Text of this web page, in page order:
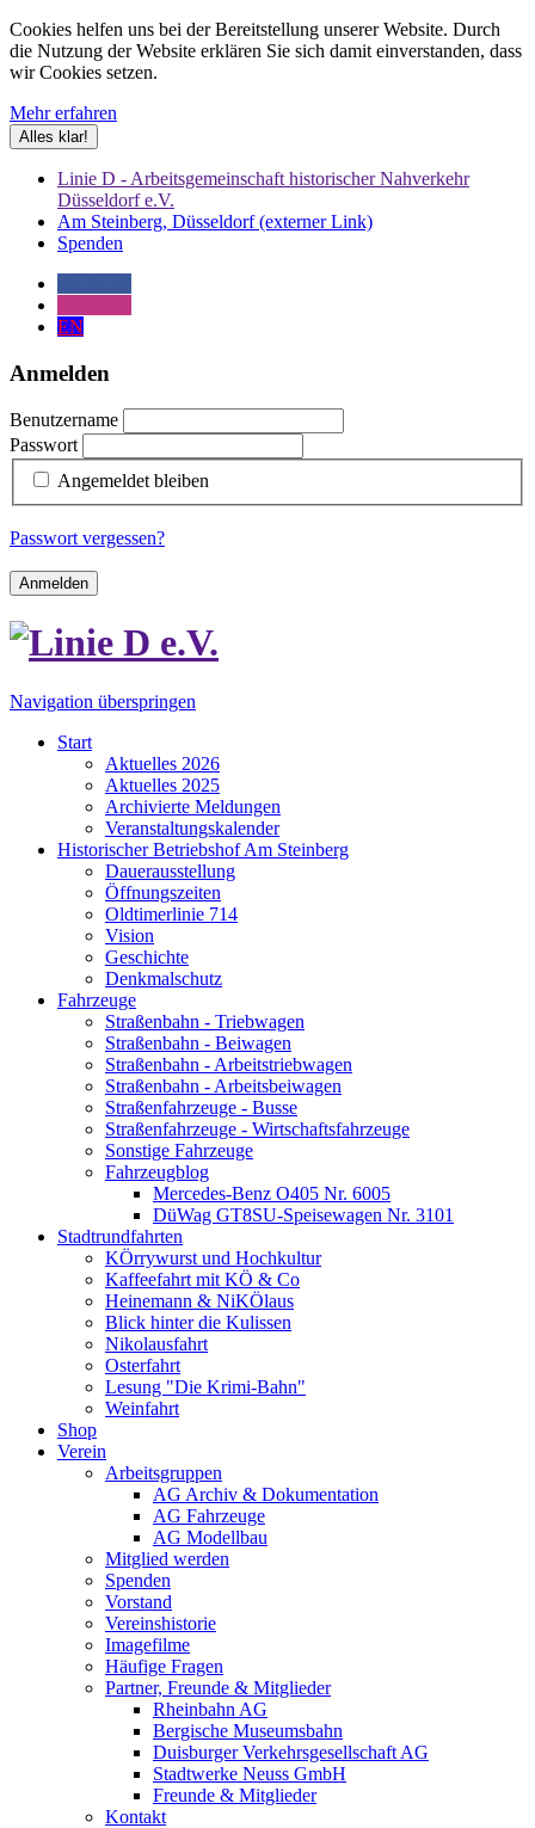
Cookies helfen uns bei der Bereitstellung unserer Website. Durch
die Nutzung der Website erklären Sie sich damit einverstanden, dass
wir Cookies setzen.
Mehr erfahren
Alles klar!
Linie D - Arbeitsgemeinschaft historischer Nahverkehr
Düsseldorf e.V.
Am Steinberg, Düsseldorf (externer Link)
Spenden
EN
Anmelden
Benutzername
Passwort
Angemeldet bleiben
Passwort vergessen?
Anmelden
Navigation überspringen
Start
Aktuelles 2026
Aktuelles 2025
Archivierte Meldungen
Veranstaltungskalender
Historischer Betriebshof Am Steinberg
Dauerausstellung
Öffnungszeiten
Oldtimerlinie 714
Vision
Geschichte
Denkmalschutz
Fahrzeuge
Straßenbahn - Triebwagen
Straßenbahn - Beiwagen
Straßenbahn - Arbeitstriebwagen
Straßenbahn - Arbeitsbeiwagen
Straßenfahrzeuge - Busse
Straßenfahrzeuge - Wirtschaftsfahrzeuge
Sonstige Fahrzeuge
Fahrzeugblog
Mercedes-Benz O405 Nr. 6005
DüWag GT8SU-Speisewagen Nr. 3101
Stadtrundfahrten
KÖrrywurst und Hochkultur
Kaffeefahrt mit KÖ & Co
Heinemann & NiKÖlaus
Blick hinter die Kulissen
Nikolausfahrt
Osterfahrt
Lesung "Die Krimi-Bahn"
Weinfahrt
Shop
Verein
Arbeitsgruppen
AG Archiv & Dokumentation
AG Fahrzeuge
AG Modellbau
Mitglied werden
Spenden
Vorstand
Vereinshistorie
Imagefilme
Häufige Fragen
Partner, Freunde & Mitglieder
Rheinbahn AG
Bergische Museumsbahn
Duisburger Verkehrsgesellschaft AG
Stadtwerke Neuss GmbH
Freunde & Mitglieder
Kontakt